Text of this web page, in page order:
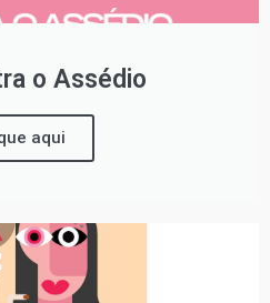
o Assédio
aqui